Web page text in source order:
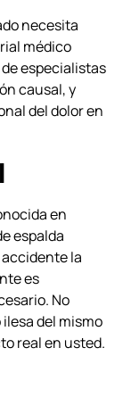
necesita
médico
especialistas
causal, y
del dolor en
en
espalda
la
es
No
del mismo
real en usted.